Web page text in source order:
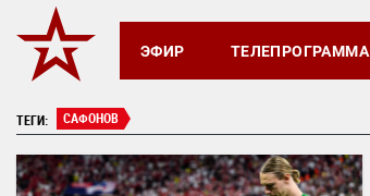
ЭФИР ТЕЛЕПРОГРАММА
ТЕГИ: САФОНОВ